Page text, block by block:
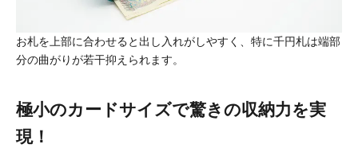
お札を上部に合わせると出し入れがしやすく、特に千円札は端部
分の曲がりが若干抑えられます。
極小のカードサイズで驚きの収納力を実
現！